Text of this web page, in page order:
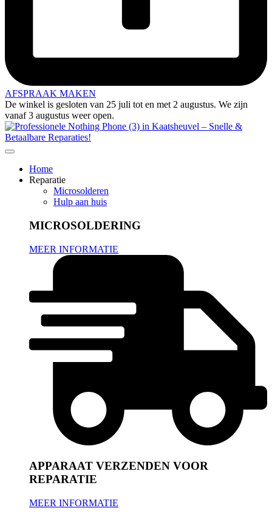
AFSPRAAK MAKEN
De winkel is gesloten van 25 juli tot en met 2 augustus. We zijn
vanaf 3 augustus weer open.
Home
Reparatie
Microsolderen
Hulp aan huis
MICROSOLDERING
MEER INFORMATIE
APPARAAT VERZENDEN VOOR
REPARATIE
MEER INFORMATIE